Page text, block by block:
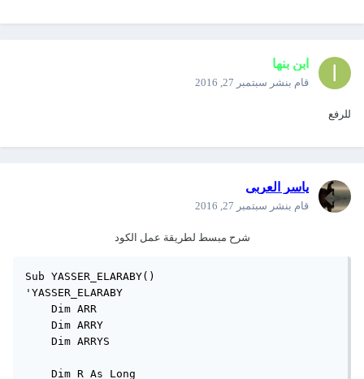
ابن بنها
قام بنشر سبتمبر 27, 2016
للرفع
ياسر العربى
قام بنشر سبتمبر 27, 2016
شرح مبسط لطريقة عمل الكود
Sub YASSER_ELARABY()
'YASSER_ELARABY
    Dim ARR
    Dim ARRY
    Dim ARRYS
    Dim R As Long